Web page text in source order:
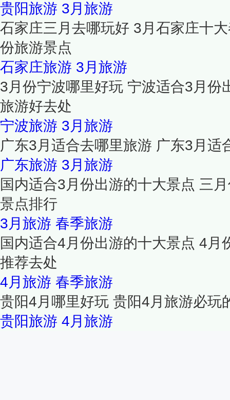
贵阳旅游 3月旅游
石家庄三月去哪玩好 3月石家庄十
份旅游景点
石家庄旅游 3月旅游
3月份宁波哪里好玩 宁波适合3月份
旅游好去处
宁波旅游 3月旅游
广东3月适合去哪里旅游 广东3月适
广东旅游 3月旅游
国内适合3月份出游的十大景点 三
景点排行
3月旅游 春季旅游
国内适合4月份出游的十大景点 4月
推荐去处
4月旅游 春季旅游
贵阳4月哪里好玩 贵阳4月旅游必玩
贵阳旅游 4月旅游